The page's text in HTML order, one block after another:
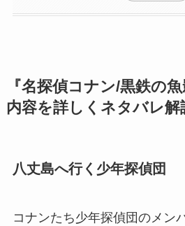
『名探偵コナン/黒鉄の
内容を詳しくネタバレ解
八丈島へ行く少年探偵団
コナンたち少年探偵団のメン